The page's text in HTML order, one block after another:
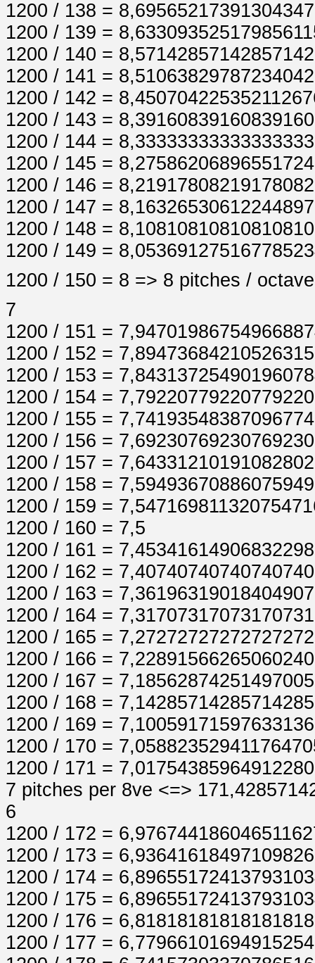
1200 / 138 =
1200 / 139 =
1200 / 140 =
1200 / 141 =
1200 / 142 =
1200 / 143 =
1200 / 144 =
1200 / 145 =
1200 / 146 =
1200 / 147 =
1200 / 148 =
1200 / 149 =
1200 / 150 = 8 => 8 pitches /
7
1200 / 151 =
1200 / 152 =
1200 / 153 =
1200 / 154 =
1200 / 155 =
1200 / 156 =
1200 / 157 =
1200 / 158 =
1200 / 159 =
1200 / 160 = 7,5
1200 / 161 =
1200 / 162 =
1200 / 163 =
1200 / 164 =
1200 / 165 =
1200 / 166 =
1200 / 167 =
1200 / 168 =
1200 / 169 =
1200 / 170 =
1200 / 171 =
7 pitches per 8ve <=>
6
1200 / 172 =
1200 / 173 =
1200 / 174 =
1200 / 175 =
1200 / 176 =
1200 / 177 =